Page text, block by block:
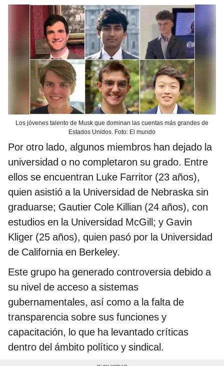
Los jóvenes talento de Musk que dominan las cuentas más grandes de
Estados Unidos. Foto: El mundo
Por otro lado, algunos miembros han dejado la
universidad o no completaron su grado. Entre
ellos se encuentran Luke Farritor (23 años),
quien asistió a la Universidad de Nebraska sin
graduarse; Gautier Cole Killian (24 años), con
estudios en la Universidad McGill; y Gavin
Kliger (25 años), quien pasó por la Universidad
de California en Berkeley.
Este grupo ha generado controversia debido a
su nivel de acceso a sistemas
gubernamentales, así como a la falta de
transparencia sobre sus funciones y
capacitación, lo que ha levantado críticas
dentro del ámbito político y sindical.